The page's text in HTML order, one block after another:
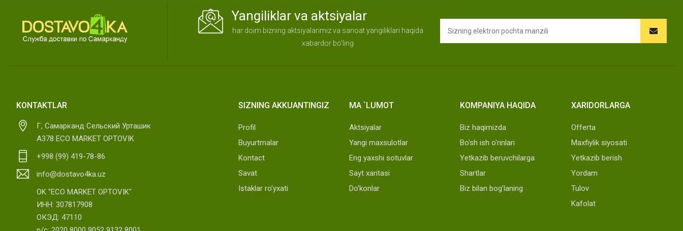
Yangiliklar va aktsiyalar
har doim bizning aktsiyalarimiz va sanoat yangiliklari haqida
xabardor bo'ling
KONTAKTLAR
Г, Самарканд Сельский Урташик
А378 ECO MARKET OPTOVIK
+998 (99) 419-78-86
info@dostavo4ka.uz
OK "ECO MARKET OPTOVIK"
ИНН: 307817908
ОКЭД: 47110
SIZNING AKKUANTINGIZ
Profil
Buyurtmalar
Kontact
Savat
Istaklar ro'yxati
MA `LUMOT
Aktsiyalar
Yangi maxsulotlar
Eng yaxshi sotuvlar
Sayt xaritasi
Do'konlar
KOMPANIYA HAQIDA
Biz haqimizda
Bo'sh ish o'rinlari
Yetkazib beruvchilarga
Shartlar
Biz bilan bog'laning
XARIDORLARGA
Offerta
Maxfiylik siyosati
Yetkazib berish
Yordam
Tulov
Kafolat